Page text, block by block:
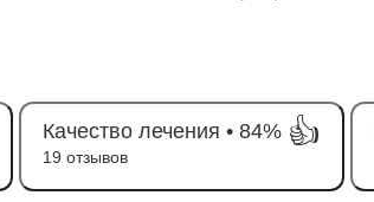
Качество лечения • 84% 👍
19 отзывов